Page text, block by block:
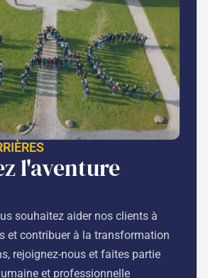
l'aventure
souhaitez aider nos clients à
et contribuer à la transformation
rejoignez-nous et faites partie
et professionnelle